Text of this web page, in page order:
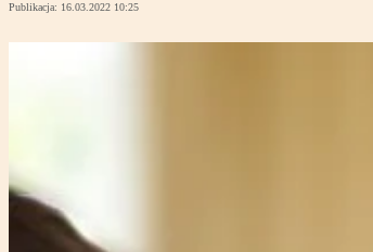
Publikacja: 16.03.2022 10:25